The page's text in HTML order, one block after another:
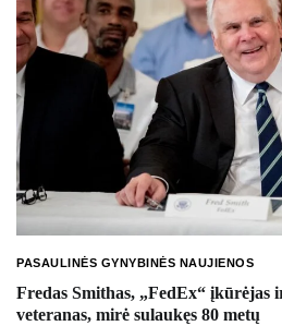
PASAULINĖS GYNYBINĖS NAUJIENOS
Fredas Smithas, „FedEx“ įkūrėjas
veteranas, mirė sulaukęs 80 metų